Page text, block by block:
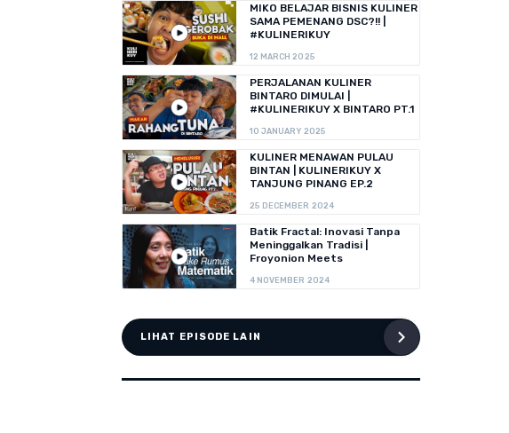
MIKO BELAJAR BISNIS KULINER
SAMA PEMENANG DSC?!! |
#KULINERIKUY
12 MARCH 2025
PERJALANAN KULINER
BINTARO DIMULAI |
#KULINERIKUY X BINTARO PT.1
10 JANUARY 2025
KULINER MENAWAN PULAU
BINTAN | KULINERIKUY X
TANJUNG PINANG EP.2
25 DECEMBER 2024
Batik Fractal: Inovasi Tanpa
Meninggalkan Tradisi |
Froyonion Meets
4 NOVEMBER 2024
LIHAT EPISODE LAIN